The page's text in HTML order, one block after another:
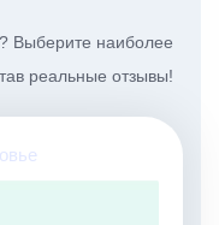
Выберите наиболее
реальные отзывы!